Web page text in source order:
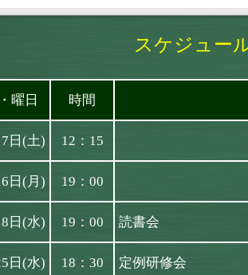
スケジュー
曜日 時間
7日(土) 12：15
日(月) 19：00
日(水) 19：00 読書会
日(水) 18：30 定例研修会